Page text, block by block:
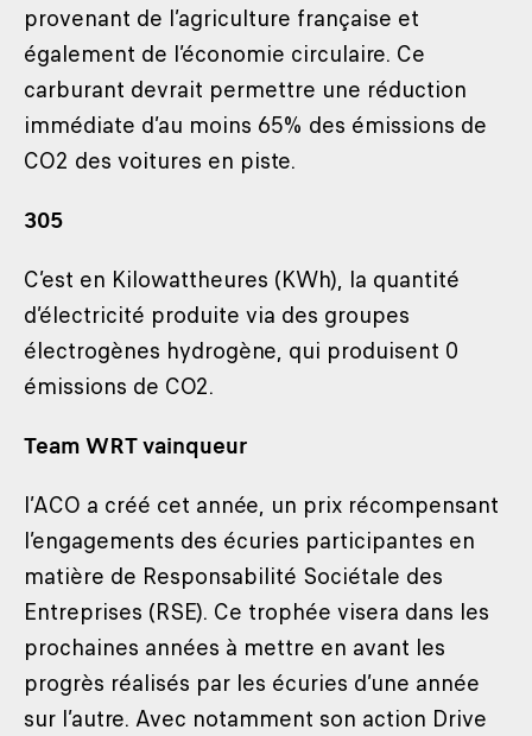
provenant de l’agriculture française et
également de l’économie circulaire. Ce
carburant devrait permettre une réduction
immédiate d’au moins 65% des émissions de
CO2 des voitures en piste.
305
C’est en Kilowattheures (KWh), la quantité
d’électricité produite via des groupes
électrogènes hydrogène, qui produisent 0
émissions de CO2.
Team WRT vainqueur
l’ACO a créé cet année, un prix récompensant
l’engagements des écuries participantes en
matière de Responsabilité Sociétale des
Entreprises (RSE). Ce trophée visera dans les
prochaines années à mettre en avant les
progrès réalisés par les écuries d’une année
sur l’autre. Avec notamment son action Drive